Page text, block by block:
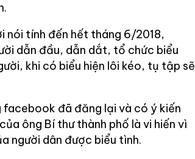
nói tính đến hết tháng 6/2018,
dẫn đầu, dẫn dắt, tổ chức biểu
khi có biểu hiện lôi kéo, tụ tập sẽ
facebook đã đăng lại và có ý kiến
ông Bí thư thành phố là vi hiến vì
người dân được biểu tình.